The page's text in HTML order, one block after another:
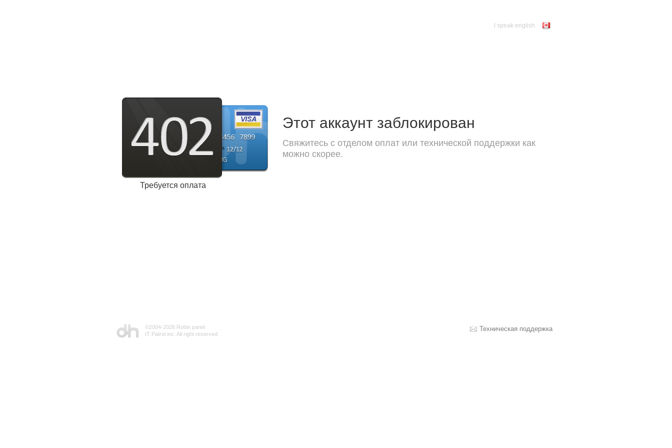
I speak english
Требуется оплата
Этот аккаунт заблокирован
Свяжитесь с отделом оплат или технической поддержки как
можно скорее.
Техническая поддержка
©2004-2026 Robin panel
IT Patrol inc. All right reserved.